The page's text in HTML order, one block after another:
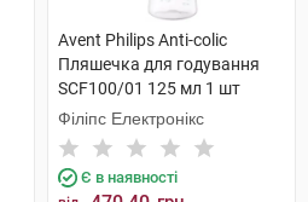
Avent Philips Anti-colic
Пляшечка для годування
SCF100/01 125 мл 1 шт
Філіпс Електронікс
Є в наявності